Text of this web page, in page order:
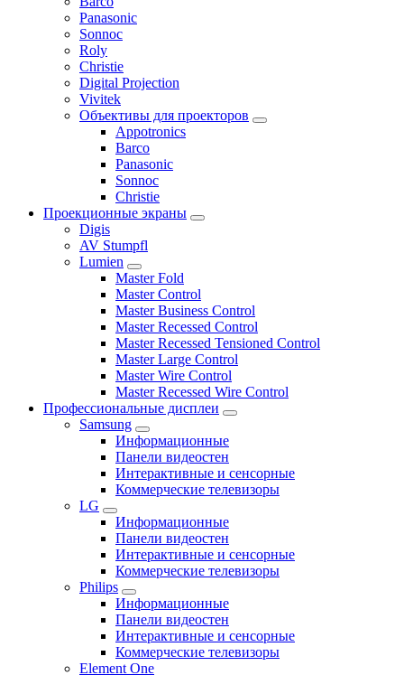
Panasonic
Sonnoc
Roly
Christie
Digital Projection
Vivitek
Объективы для проекторов
Appotronics
Barco
Panasonic
Sonnoc
Сhristie
Проекционные экраны
Digis
AV Stumpfl
Lumien
Master Fold
Master Control
Master Business Control
Master Recessed Control
Master Recessed Tensioned Control
Master Large Control
Master Wire Control
Master Recessed Wire Control
Профессиональные дисплеи
Samsung
Информационные
Панели видеостен
Интерактивные и сенсорные
Коммерческие телевизоры
LG
Информационные
Панели видеостен
Интерактивные и сенсорные
Коммерческие телевизоры
Philips
Информационные
Панели видеостен
Интерактивные и сенсорные
Коммерческие телевизоры
Element One